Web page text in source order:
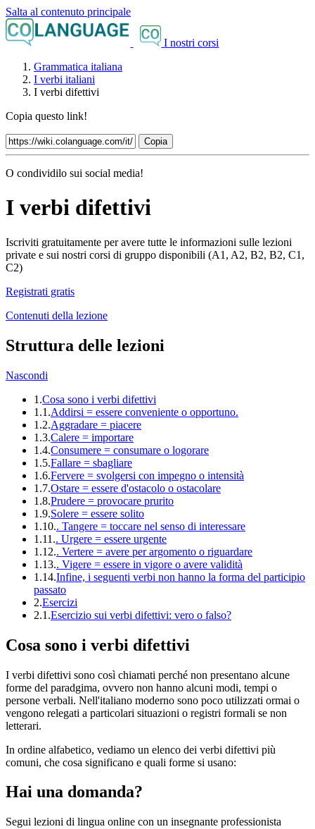
Salta al contenuto principale
I nostri corsi
Grammatica italiana
I verbi italiani
I verbi difettivi
Copia questo link!
Copia
O condividilo sui social media!
I verbi difettivi
Iscriviti gratuitamente per avere tutte le informazioni sulle lezioni
private e sui nostri corsi di gruppo disponibili (A1, A2, B2, B2, C1,
C2)
Registrati gratis
Contenuti della lezione
Struttura delle lezioni
Nascondi
1.Cosa sono i verbi difettivi
1.1.Addirsi = essere conveniente o opportuno.
1.2.Aggradare = piacere
1.3.Calere = importare
1.4.Consumere = consumare o logorare
1.5.Fallare = sbagliare
1.6.Fervere = svolgersi con impegno o intensità
1.7.Ostare = essere d'ostacolo o ostacolare
1.8.Prudere = provocare prurito
1.9.Solere = essere solito
1.10.. Tangere = toccare nel senso di interessare
1.11.. Urgere = essere urgente
1.12.. Vertere = avere per argomento o riguardare
1.13.. Vigere = essere in vigore o avere validità
1.14.Infine, i seguenti verbi non hanno la forma del participio
passato
2.Esercizi
2.1.Esercizio sui verbi difettivi: vero o falso?
Cosa sono i verbi difettivi
I verbi difettivi sono così chiamati perché non presentano alcune
forme del paradgima, ovvero non hanno alcuni modi, tempi o
persone verbali. Nell'italiano moderno sono poco utilizzati ormai o
vengono relegati a particolari situazioni o registri formali se non
letterari.
In ordine alfabetico, vediamo un elenco dei verbi difettivi più
comuni, che cosa significano e quali forme si usano:
Hai una domanda?
Segui lezioni di lingua online con un insegnante professionista